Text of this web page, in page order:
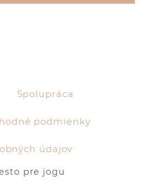
Spolupráca
podmienky
údajov
pre jogu